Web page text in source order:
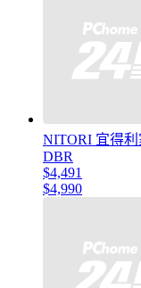
NITORI 宜得
DBR
$4,491
$4,990